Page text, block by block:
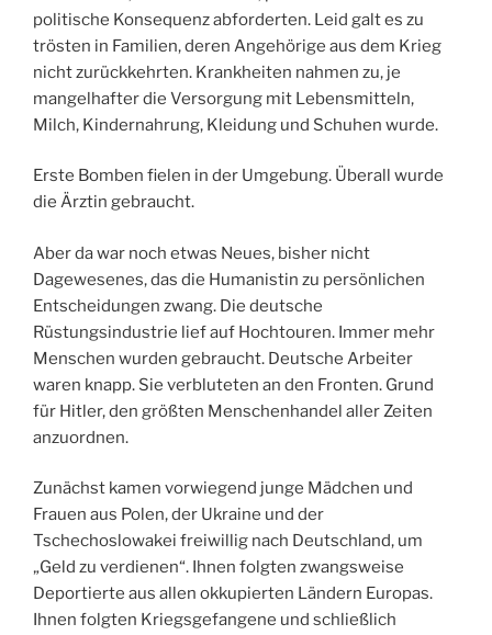
politische Konsequenz abforderten. Leid galt es zu
trösten in Familien, deren Angehörige aus dem Krieg
nicht zurückkehrten. Krankheiten nahmen zu, je
mangelhafter die Versorgung mit Lebensmitteln,
Milch, Kindernahrung, Kleidung und Schuhen wurde.
Erste Bomben fielen in der Umgebung. Überall wurde
die Ärztin gebraucht.
Aber da war noch etwas Neues, bisher nicht
Dagewesenes, das die Humanistin zu persönlichen
Entscheidungen zwang. Die deutsche
Rüstungsindustrie lief auf Hochtouren. Immer mehr
Menschen wurden gebraucht. Deutsche Arbeiter
waren knapp. Sie verbluteten an den Fronten. Grund
für Hitler, den größten Menschenhandel aller Zeiten
anzuordnen.
Zunächst kamen vorwiegend junge Mädchen und
Frauen aus Polen, der Ukraine und der
Tschechoslowakei freiwillig nach Deutschland, um
„Geld zu verdienen“. Ihnen folgten zwangsweise
Deportierte aus allen okkupierten Ländern Europas.
Ihnen folgten Kriegsgefangene und schließlich